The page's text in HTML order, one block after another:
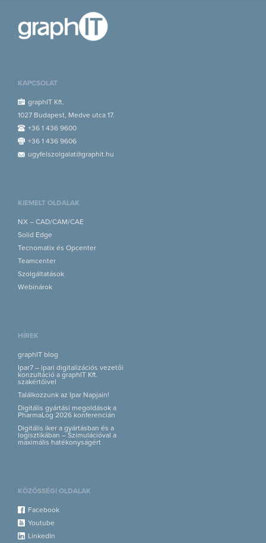
KAPCSOLAT
graphIT Kft.
1027 Budapest, Medve utca 17.
+36 1 436 9600
+36 1 436 9606
ugyfelszolgalat@graphit.hu
KIEMELT OLDALAK
NX – CAD/CAM/CAE
Solid Edge
Tecnomatix és Opcenter
Teamcenter
Szolgáltatások
Webinárok
HÍREK
graphIT blog
Ipar7 – ipari digitalizációs vezetői
konzultáció a graphIT Kft.
szakértőivel
Találkozzunk az Ipar Napjain!
Digitális gyártási megoldások a
PharmaLog 2026 konferencián
Digitális iker a gyártásban és a
logisztikában – Szimulációval a
maximális hatékonyságért
KÖZÖSSÉGI OLDALAK
Facebook
Youtube
LinkedIn